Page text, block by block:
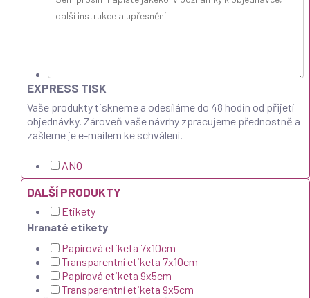
EXPRESS TISK
Vaše produkty tiskneme a odesíláme do 48 hodin od přijetí
objednávky. Zároveň vaše návrhy zpracujeme přednostně a
zašleme je e-mailem ke schválení.
ANO
DALŠÍ PRODUKTY
Etikety
Hranaté etikety
Papírová etiketa 7x10cm
Transparentní etiketa 7x10cm
Papírová etiketa 9x5cm
Transparentní etiketa 9x5cm